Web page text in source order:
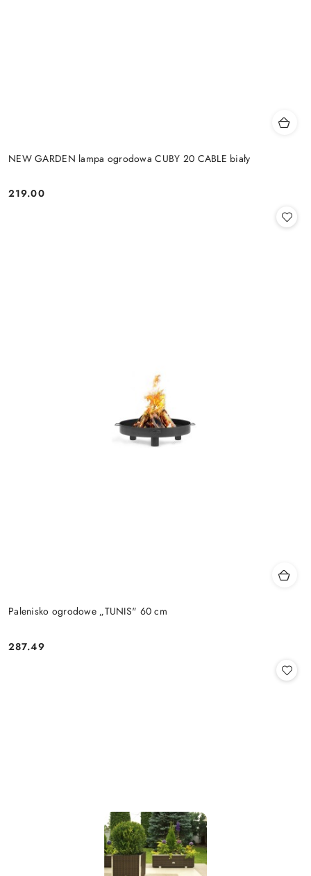
NEW GARDEN lampa ogrodowa CUBY 20 CABLE biały
Cena:
219.00
Palenisko ogrodowe „TUNIS" 60 cm
Cena:
287.49